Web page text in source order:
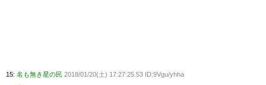
15: 名も無き星の民 2018/01/20(土) 17:27:25.53 ID:9Vgu/yhha